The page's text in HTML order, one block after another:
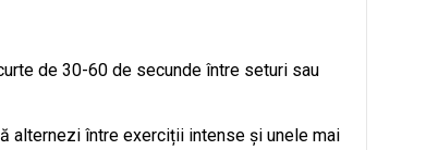
de 30-60 de secunde între seturi sau
alternezi între exerciții intense și unele mai